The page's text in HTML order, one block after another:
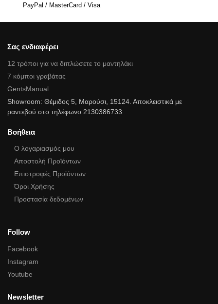
PayPal / MasterCard / Visa
Σας ενδιαφέρει
12 τρόποι για να διπλώσετε το μαντηλάκι
7 κόμποι γραβάτας
GentsManual
Showroom: Θέμιδος 5, Μαρούσι, 15124. Αποκλειστικά με
ραντεβού στο τηλέφωνο 2130386733
Βοήθεια
Ο λογαριασμός μου
Αποστολή Προϊόντων
Επιστροφές Προϊόντων
Όροι Χρήσης
Προστασία δεδομένων
Follow
Facebook
Instagram
Youtube
Newsletter